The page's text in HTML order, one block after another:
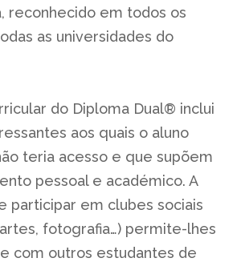
reconhecido em todos os
as universidades do
do Diploma Dual® inclui
aos quais o aluno
teria acesso e que supõem
pessoal e académico. A
participar em clubes sociais
fotografia…) permite-lhes
com outros estudantes de